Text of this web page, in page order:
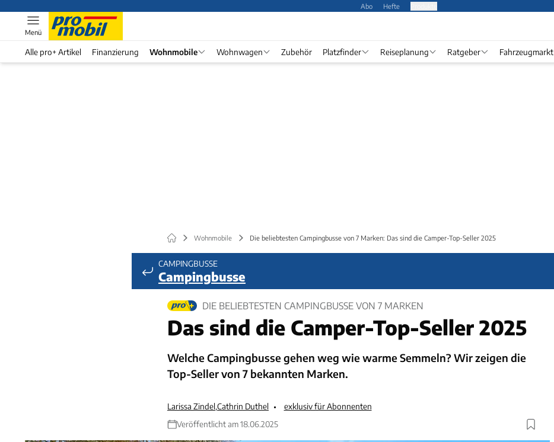
Abo Hefte
Menü
Alle pro+ Artikel Finanzierung Wohnmobile Wohnwagen Zubehör Platzfinder Reiseplanung Ratgeber Fahrzeugmarkt
Wohnmobile Die beliebtesten Campingbusse von 7 Marken: Das sind die Camper-Top-Seller 2025
CAMPINGBUSSE
Campingbusse
DIE BELIEBTESTEN CAMPINGBUSSE VON 7 MARKEN
Das sind die Camper-Top-Seller 2025
Welche Campingbusse gehen weg wie warme Semmeln? Wir zeigen die
Top-Seller von 7 bekannten Marken.
Larissa Zindel,Cathrin Duthel
exklusiv für Abonnenten
Veröffentlicht am 18.06.2025